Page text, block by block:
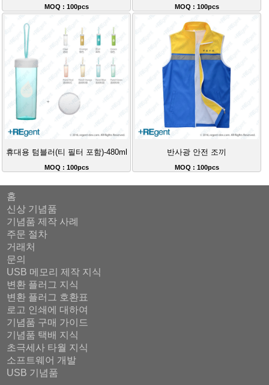
MOQ : 100pcs MOQ : 100pcs
휴대용 텀블러(티 필터 포함)-480ml
MOQ : 100pcs
반사광 안전 조끼
MOQ : 100pcs
홈
신상 기념품
기념품 제작 사례
주문 절차
거래처
문의
USB 메모리 제작 지식
변환 플러그 지식
변환 플러그 호환표
로고 인쇄에 대하여
기념품 구매 가이드
기념품 택배 지식
초극세사 타월 지식
소프트웨어 개발
USB 기념품